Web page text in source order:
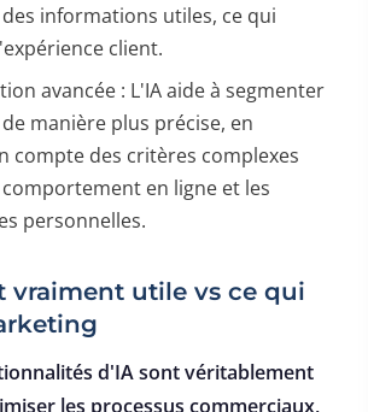
informations utiles, ce qui
client.
avancée : L'IA aide à segmenter
manière plus précise, en
compte des critères complexes
en ligne et les
personnelles.
vraiment utile vs ce qui
d'IA sont véritablement
les processus commerciaux,